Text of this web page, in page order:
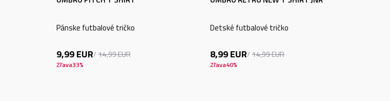
Pánske futbalové tričko
9,99EUR 14,99EUR
Zľava33%
Detské futbalové tričko
8,99EUR 14,99EUR
Zľava40%